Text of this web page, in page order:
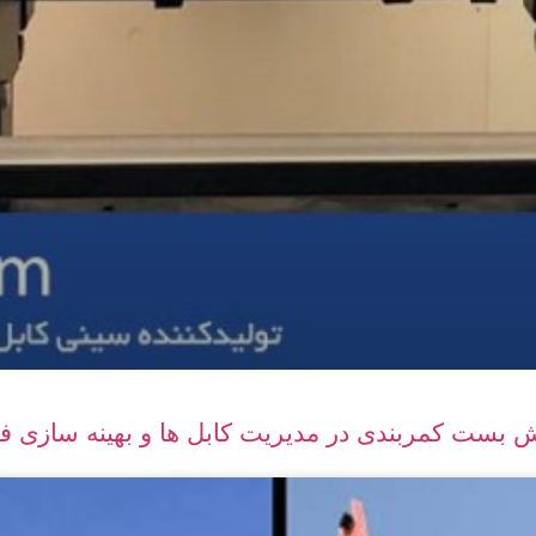
بست کمربندی در مدیریت کابل ‌ها و بهینه‌ سازی